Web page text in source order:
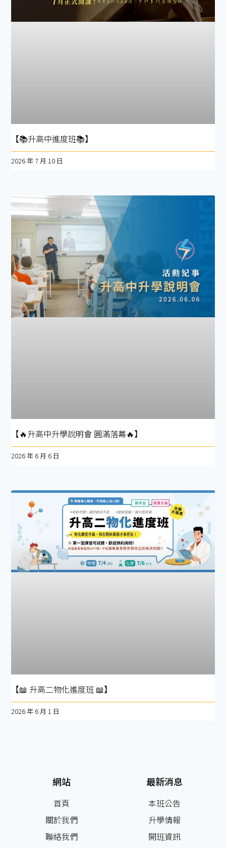
【📚升高中進度班📚】
2026 年 7 月 10 日
【🔥升高中升學說明會 圓滿落幕🔥】
2026 年 6 月 6 日
【📖 升高二物化進度班 📖】
2026 年 6 月 1 日
網站
首頁
關於我們
聯絡我們
最新消息
本班公告
升學情報
開班資訊